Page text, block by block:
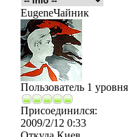
EugeneЧайник
Пользователь 1 уровня
Присоединился:
2009/2/12 0:33